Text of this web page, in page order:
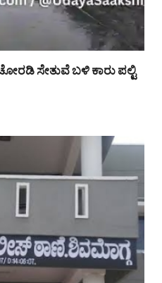
ಸೇತುವೆ ಬಳಿ ಕಾರು ಪಲ್ಟಿ